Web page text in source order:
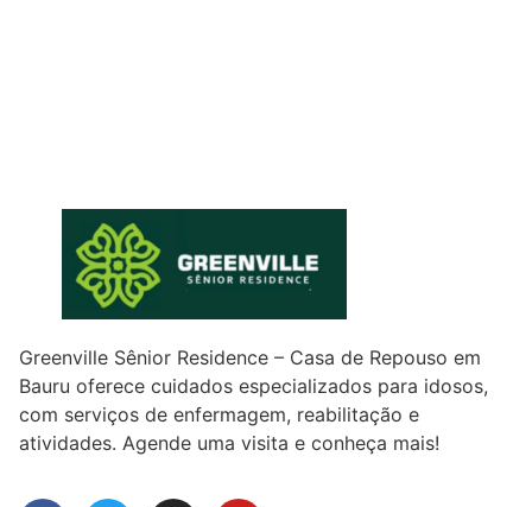
Greenville Sênior Residence – Casa de Repouso em
Bauru oferece cuidados especializados para idosos,
com serviços de enfermagem, reabilitação e
atividades. Agende uma visita e conheça mais!